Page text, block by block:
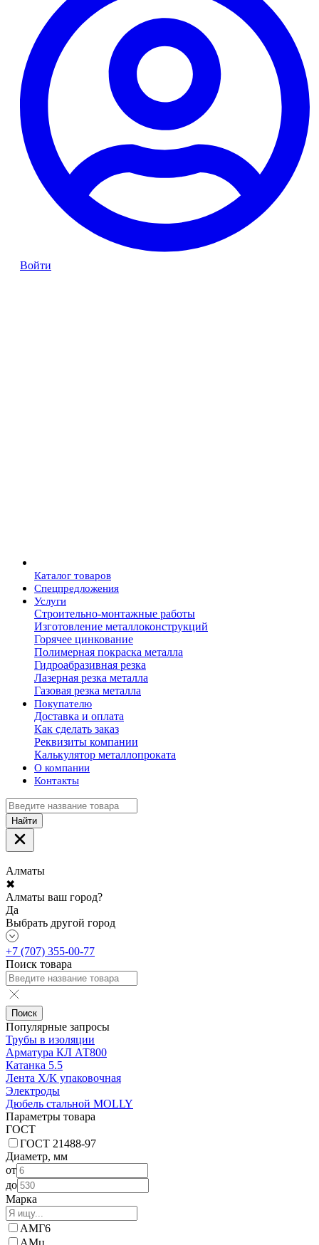
Войти
Каталог товаров
Спецпредложения
Услуги
Строительно-монтажные работы
Изготовление металлоконструкций
Горячее цинкование
Полимерная покраска металла
Гидроабразивная резка
Лазерная резка металла
Газовая резка металла
Покупателю
Доставка и оплата
Как сделать заказ
Реквизиты компании
Калькулятор металлопроката
О компании
Контакты
Найти
Алматы
✖
Алматы ваш город?
Да
Выбрать другой город
+7 (707) 355-00-77
Поиск товара
Поиск
Популярные запросы
Трубы в изоляции
Арматура КЛ АТ800
Катанка 5.5
Лента Х/К упаковочная
Электроды
Дюбель стальной MOLLY
Параметры товара
ГОСТ
ГОСТ 21488-97
Диаметр, мм
от
до
Марка
АМГ6